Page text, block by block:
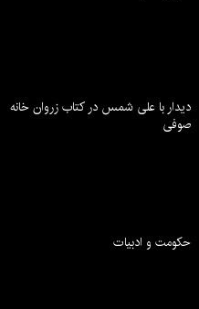
دیدار با علی شمس در کتاب زروان خانه
صوفی
حکومت و ادبیات